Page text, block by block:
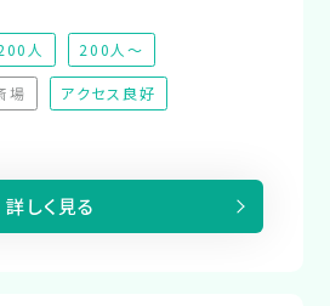
人 200人～
場
（非対応）
アクセス良好
詳しく見る